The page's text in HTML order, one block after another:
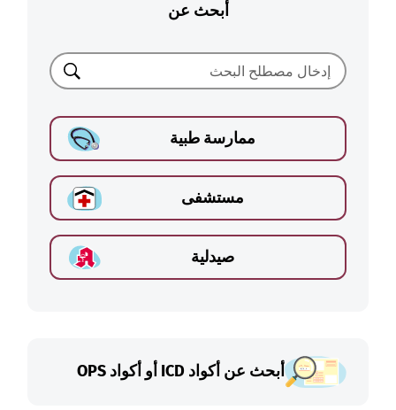
أبحث عن
ممارسة طبية
مستشفى
صيدلية
أبحث عن أكواد ICD أو أكواد OPS